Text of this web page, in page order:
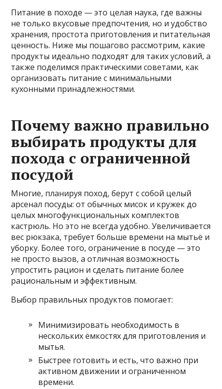
Питание в походе — это целая наука, где важны
не только вкусовые предпочтения, но и удобство
хранения, простота приготовления и питательная
ценность. Ниже мы пошагово рассмотрим, какие
продукты идеально подходят для таких условий, а
также поделимся практическими советами, как
организовать питание с минимальными
кухонными принадлежностями.
Почему важно правильно
выбирать продукты для
похода с ограниченной
посудой
Многие, планируя поход, берут с собой целый
арсенал посуды: от обычных мисок и кружек до
целых многофункциональных комплектов
кастрюль. Но это не всегда удобно. Увеличивается
вес рюкзака, требует больше времени на мытьё и
уборку. Более того, ограничение в посуде — это
не просто вызов, а отличная возможность
упростить рацион и сделать питание более
рациональным и эффективным.
Выбор правильных продуктов помогает:
Минимизировать необходимость в
нескольких ёмкостях для приготовления и
мытья.
Быстрее готовить и есть, что важно при
активном движении и ограниченном
времени.